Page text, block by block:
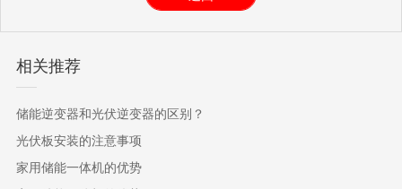
相关推荐
储能逆变器和光伏逆变器的区别？
光伏板安装的注意事项
家用储能一体机的优势